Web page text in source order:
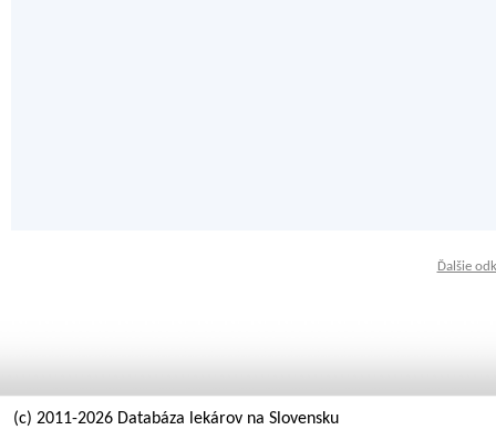
Ďalšie
(c) 2011-2026 Databáza lekárov na Slovensku